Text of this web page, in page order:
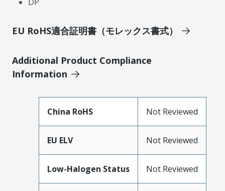
EU RoHS適合証明書（モレックス書式）
Additional Product Compliance
Information
China RoHS Not Reviewed
EU ELV Not Reviewed
Low-Halogen Status Not Reviewed